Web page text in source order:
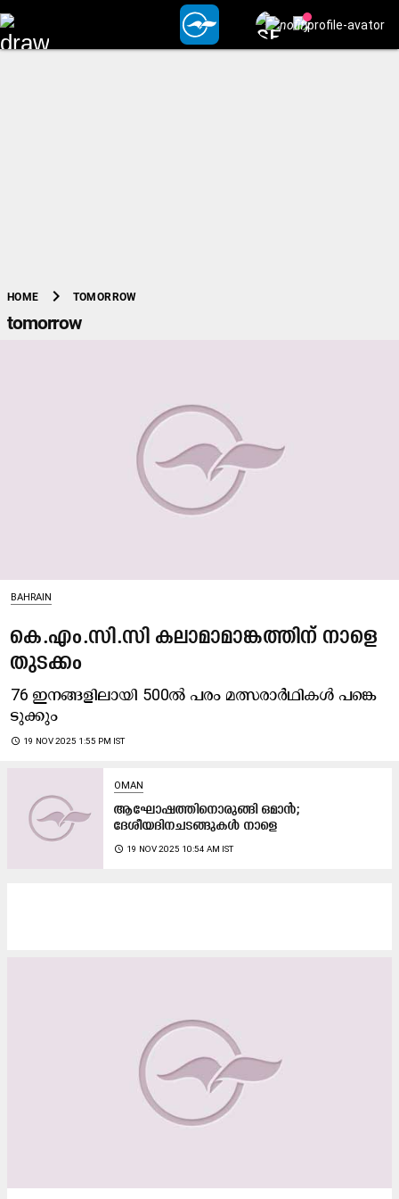
HOME chevron_right TOMORROW
tomorrow
BAHRAIN
കെ.എം.സി.സി കലാമാമാങ്കത്തിന് നാളെ
തുടക്കം
76 ഇ​ന​ങ്ങ​ളി​ലാ​യി 500ൽ ​പ​രം മ​ത്സ​രാ​ർ​ഥി​ക​ൾ പ​ങ്കെ​
ടു​ക്കും
access_time 19 NOV 2025 1:55 PM IST
OMAN
ആഘോഷത്തിനൊരുങ്ങി ഒമാൻ;
ദേശീയദിനചടങ്ങുകൾ നാളെ
access_time 19 NOV 2025 10:54 AM IST